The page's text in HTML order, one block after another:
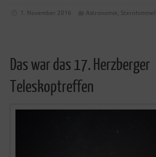
1. November 2016 Astronomie, Sternhimmel
Das war das 17. Herzberger
Teleskoptreffen